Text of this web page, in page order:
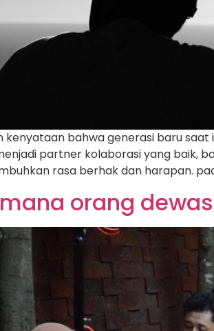
kenyataan bahwa generasi baru
partner kolaborasi yang baik,
rasa berhak dan harapan.
orang